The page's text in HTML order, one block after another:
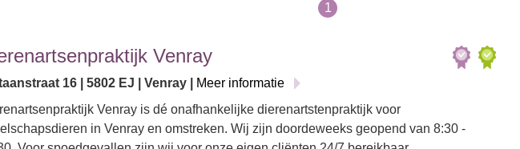
1
Venray
16 | 5802 EJ | Venray |
Meer informatie
Venray is dé onafhankelijke dierenartstenpraktijk voor
in Venray en omstreken. Wij zijn doordeweeks geopend van 8:30 -